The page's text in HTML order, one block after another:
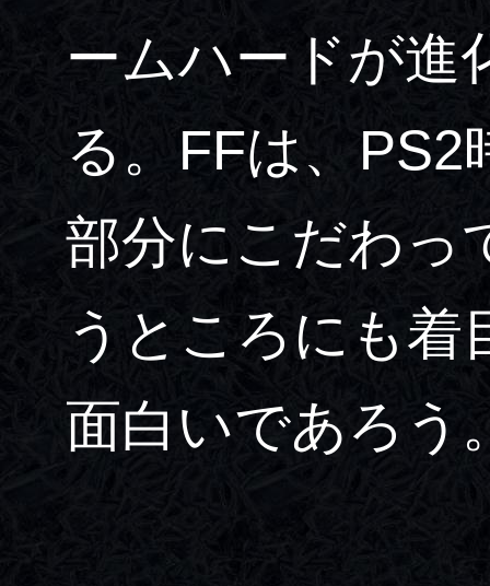
ームハードが進
る。FFは、
部分にこだわっ
うところにも着
面白いであろう